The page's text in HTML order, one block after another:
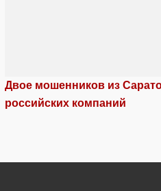
Двое мошенников из
российских компаний